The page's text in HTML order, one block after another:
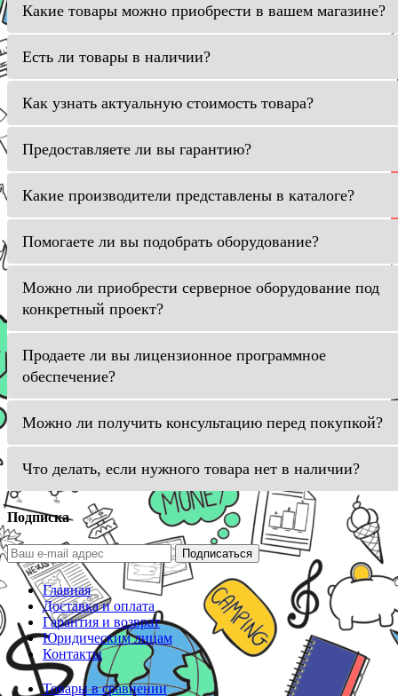
Какие товары можно приобрести в вашем магазине?
Есть ли товары в наличии?
Как узнать актуальную стоимость товара?
Предоставляете ли вы гарантию?
Какие производители представлены в каталоге?
Помогаете ли вы подобрать оборудование?
Можно ли приобрести серверное оборудование под
конкретный проект?
Продаете ли вы лицензионное программное
обеспечение?
Можно ли получить консультацию перед покупкой?
Что делать, если нужного товара нет в наличии?
Подписка
Подписаться
Главная
Доставка и оплата
Гарантия и возврат
Юридическим лицам
Контакты
Товары в сравнении